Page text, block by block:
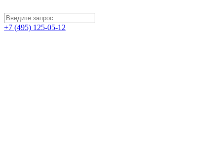
+7 (495) 125-05-12